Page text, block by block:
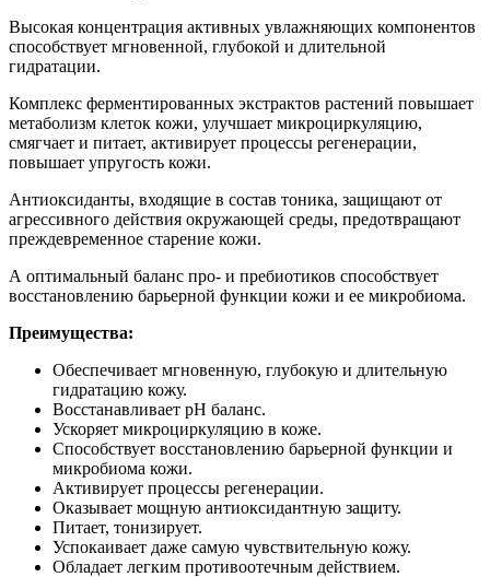
Высокая концентрация активных увлажняющих компонентов
способствует мгновенной, глубокой и длительной
гидратации.
Комплекс ферментированных экстрактов растений повышает
метаболизм клеток кожи, улучшает микроциркуляцию,
смягчает и питает, активирует процессы регенерации,
повышает упругость кожи.
Антиоксиданты, входящие в состав тоника, защищают от
агрессивного действия окружающей среды, предотвращают
преждевременное старение кожи.
А оптимальный баланс про- и пребиотиков способствует
восстановлению барьерной функции кожи и ее микробиома.
Преимущества:
Обеспечивает мгновенную, глубокую и длительную
гидратацию кожу.
Восстанавливает рН баланс.
Ускоряет микроциркуляцию в коже.
Способствует восстановлению барьерной функции и
микробиома кожи.
Активирует процессы регенерации.
Оказывает мощную антиоксидантную защиту.
Питает, тонизирует.
Успокаивает даже самую чувствительную кожу.
Обладает легким противоотечным действием.